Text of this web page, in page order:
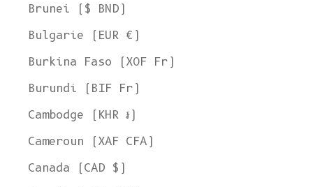
Brunei ($ BND)
Bulgarie (EUR €)
Burkina Faso (XOF Fr)
Burundi (BIF Fr)
Cambodge (KHR ៛)
Cameroun (XAF CFA)
Canada (CAD $)